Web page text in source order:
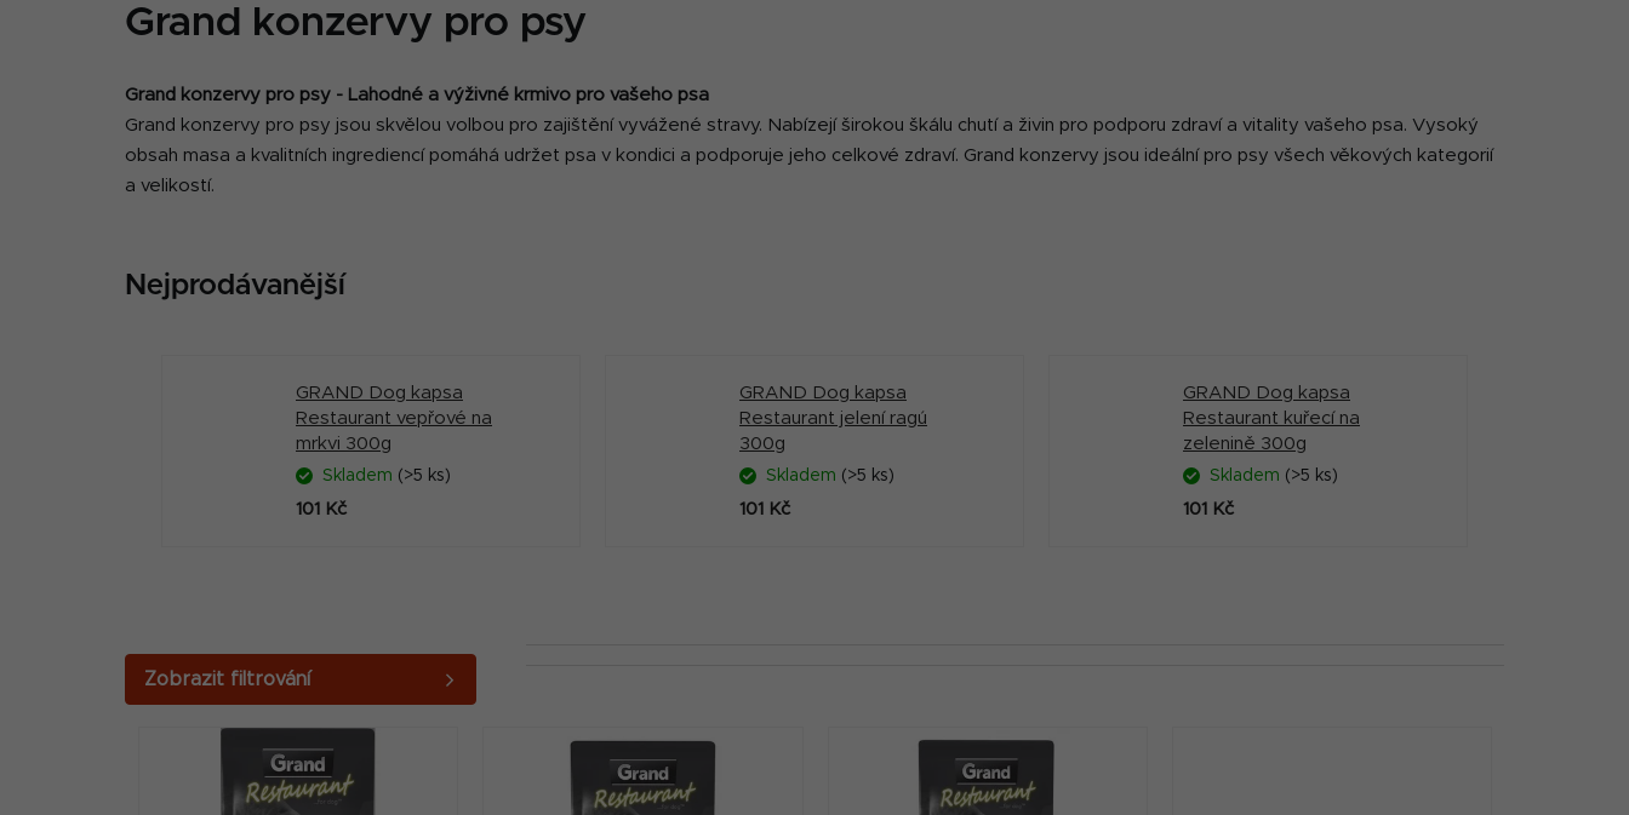
Grand konzervy pro psy
Grand konzervy pro psy - Lahodné a výživné krmivo pro vašeho psa
Grand konzervy pro psy jsou skvělou volbou pro zajištění vyvážené stravy. Nabízejí širokou škálu chutí a živin pro podporu zdraví a vitality vašeho psa. Vysoký
obsah masa a kvalitních ingrediencí pomáhá udržet psa v kondici a podporuje jeho celkové zdraví. Grand konzervy jsou ideální pro psy všech věkových kategorií
a velikostí.
Nejprodávanější
GRAND Dog kapsa
Restaurant vepřové na
mrkvi 300g
Skladem (>5 ks)
101 Kč
GRAND Dog kapsa
Restaurant jelení ragú
300g
Skladem (>5 ks)
101 Kč
GRAND Dog kapsa
Restaurant kuřecí na
zelenině 300g
Skladem (>5 ks)
101 Kč
o